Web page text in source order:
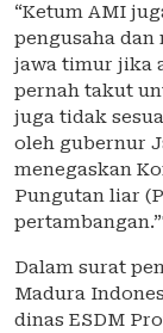
“Ketum AMI
pengusaha dan
jawa timur jika
pernah takut
juga tidak
oleh gubernur
menegaskan
Pungutan liar
Dalam surat
Madura
dinas ESDM